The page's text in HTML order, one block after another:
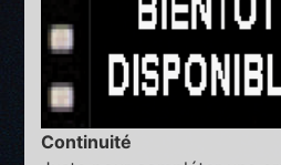
Continuité